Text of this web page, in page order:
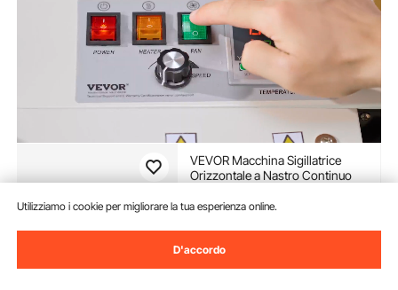
VEVOR Macchina Sigillatrice
Orizzontale a Nastro Continuo
Saldatura 6-12 mm Controllo
Conteggio, Sigillatrice Sacchetti
di Plastica 0,02-0,8 mm
13690€
Disponibile
Utilizziamo i cookie per migliorare la tua esperienza online.
D'accordo